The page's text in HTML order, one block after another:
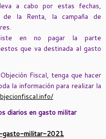
a cabo por estas fechas,
de la Renta, la campaña de
en no pagar la parte
que va destinada al gasto
Fiscal, tenga que hacer
la información para realizar la
diarios en gasto militar
gasto-militar-2021